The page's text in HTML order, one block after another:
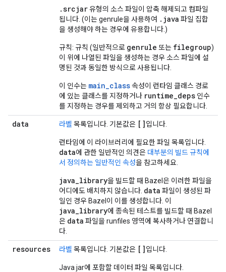
.srcjar유형의 소스 파일이 압축 해제되고 컴파일
됩니다. (이는 genrule을 사용하여 .java 파일 집합
을 생성해야 하는 경우에 유용합니다.)
규칙: 규칙 (일반적으로 genrule 또는 filegroup)
이 위에 나열된 파일을 생성하는 경우 소스 파일에 설
명된 것과 동일한 방식으로 사용됩니다.
이 인수는 main_class속성이 런타임 클래스 경로
에 있는 클래스를 지정하거나 runtime_deps 인수
를 지정하는 경우를 제외하고 거의 항상 필요합니다.
data 라벨 목록입니다. 기본값은 []입니다.
런타임에 이 라이브러리에 필요한 파일 목록입니다.
data에 관한 일반적인 의견은 대부분의 빌드 규칙에
서 정의하는 일반적인 속성을 참고하세요.
java_library을 빌드할 때 Bazel은 이러한 파일을
어디에도 배치하지 않습니다. data 파일이 생성된 파
일인 경우 Bazel이 이를 생성합니다. 이
java_library에 종속된 테스트를 빌드할 때 Bazel
은 data 파일을 runfiles 영역에 복사하거나 연결합니
다.
resources 라벨 목록입니다. 기본값은 []입니다.
Java jar에 포함할 데이터 파일 목록입니다.